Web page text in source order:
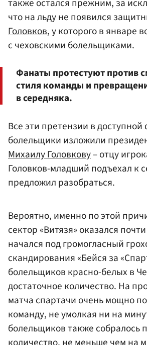
также остался прежним, за
что на льду не появился
Головков, у которого в январе
с чеховскими болельщиками.
Фанаты протестуют против
стиля команды и
в середняка.
Все эти претензии в
болельщики изложили
Михаилу Головкову– отцу
Головков-младший подъехал к
предложил разобраться.
Вероятно, именно по этой
сектор «Витязя» оказался
начался под громогласный
скандирования «Бейся за
болельщиков красно-белых в
достаточное количество. На
матча спартачи очень мощно
команду, не умолкая ни на
болельщиков также собралось